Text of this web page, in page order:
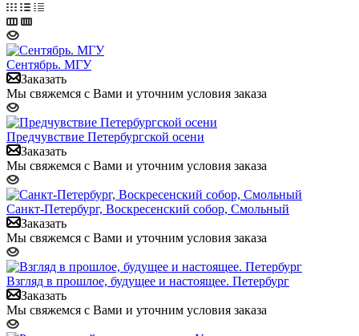
Сентябрь. МГУ
Заказать
Мы свяжемся с Вами и уточним условия заказа
Предчувствие Петербургской осени
Заказать
Мы свяжемся с Вами и уточним условия заказа
Санкт-Петербург, Воскресенский собор, Смольный
Заказать
Мы свяжемся с Вами и уточним условия заказа
Взгляд в прошлое, будущее и настоящее. Петербург
Заказать
Мы свяжемся с Вами и уточним условия заказа